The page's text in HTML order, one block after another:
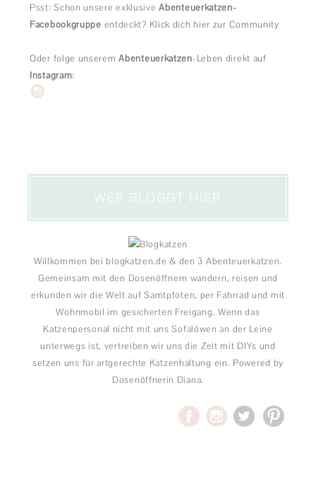
Psst: Schon unsere exklusiveAbenteuerkatzen-
Facebookgruppe entdeckt? Klick dich hier zur Community
Oder folge unseremAbenteuerkatzen-Leben direkt auf
Instagram:
WER BLOGGT HIER
Willkommen bei blogkatzen.de & den 3 Abenteuerkatzen.
Gemeinsam mit den Dosenöffnern wandern, reisen und
erkunden wir die Welt auf Samtpfoten, per Fahrrad und mit
Wohnmobil im gesicherten Freigang. Wenn das
Katzenpersonal nicht mit uns Sofalöwen an der Leine
unterwegs ist, vertreiben wir uns die Zeit mit DIYs und
setzen uns für artgerechte Katzenhaltung ein. Powered by
Dosenöffnerin Diana.